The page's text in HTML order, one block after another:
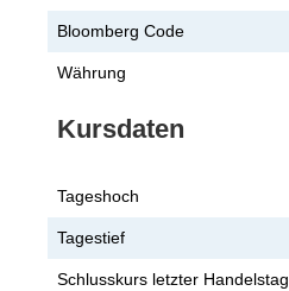
Bloomberg Code
Währung
Kursdaten
Tageshoch
Tagestief
Schlusskurs letzter Handelstag